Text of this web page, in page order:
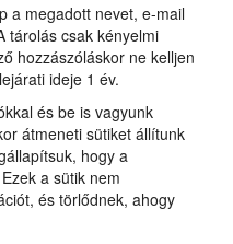
a megadott nevet, e-mail
tárolás csak kényelmi
hozzászóláskor ne kelljen
ideje 1 év.
és be is vagyunk
átmeneti sütiket állítunk
hogy a
a sütik nem
és törlődnek, ahogy